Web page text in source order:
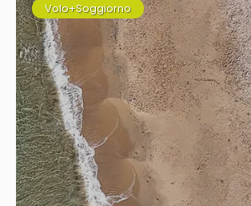
Volo+Soggiorno